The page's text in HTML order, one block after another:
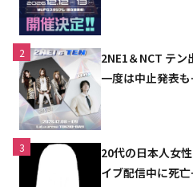
2
2NE1＆NCT テン
一度は中止発表
3
20代の日本人女
イブ配信中に死